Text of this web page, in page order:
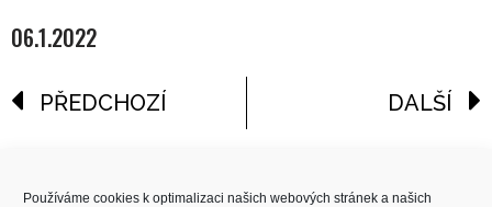
Používáme cookies k optimalizaci našich webových stránek a našich
06.1.2022
PŘEDCHOZÍ DALŠÍ